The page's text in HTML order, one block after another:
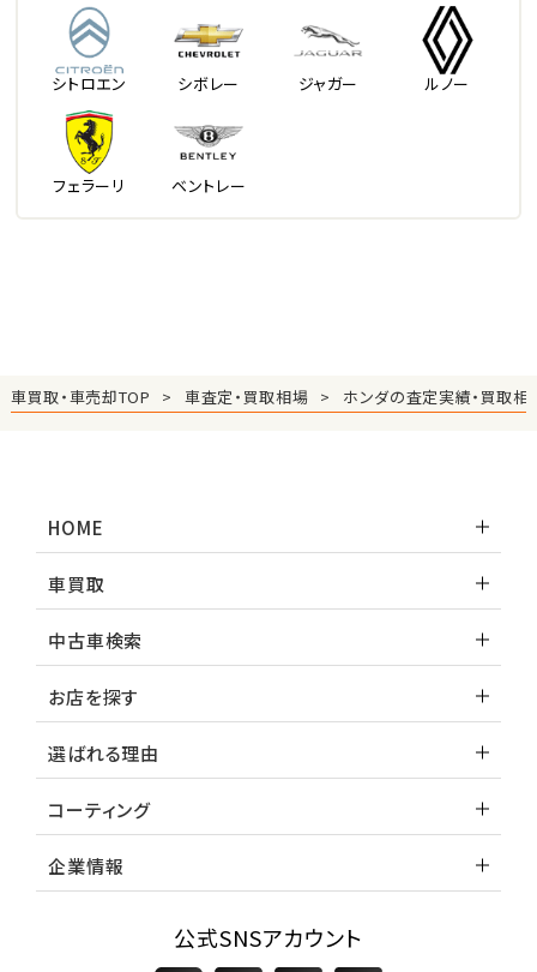
シトロエン シボレー ジャガー ルノー
フェラーリ ベントレー
車買取・車売却TOP 車査定・買取相場 ホンダの査定実績・買取相
HOME
車買取
中古車検索
お店を探す
選ばれる理由
コーティング
企業情報
公式SNSアカウント